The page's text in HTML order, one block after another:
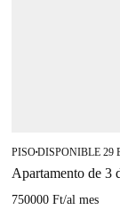
PISO■DISPONIBLE 29
Apartamento de 3
750000 Ft/al mes